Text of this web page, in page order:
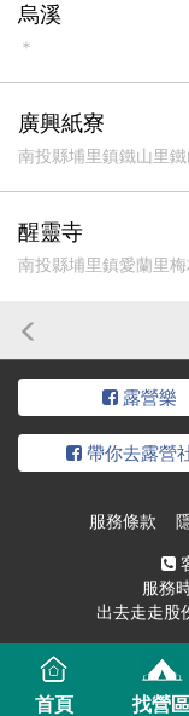
烏溪
＊
廣興紙寮
南投縣埔里鎮鐵山里
醒靈寺
南投縣埔里鎮愛蘭里
露營樂
帶你去露營
服務條款
服務
出去走走
首頁 找營區